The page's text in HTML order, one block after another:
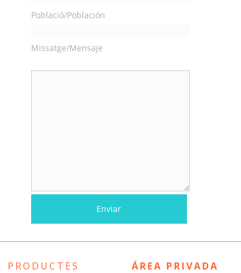
Població/Población
Missatge/Mensaje
PRODUCTES ÁREA PRIVADA